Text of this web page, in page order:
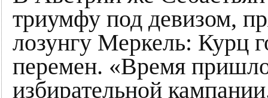
триумфу под девизом,
лозунгу Меркель: Курц
перемен. «Время
избирательной